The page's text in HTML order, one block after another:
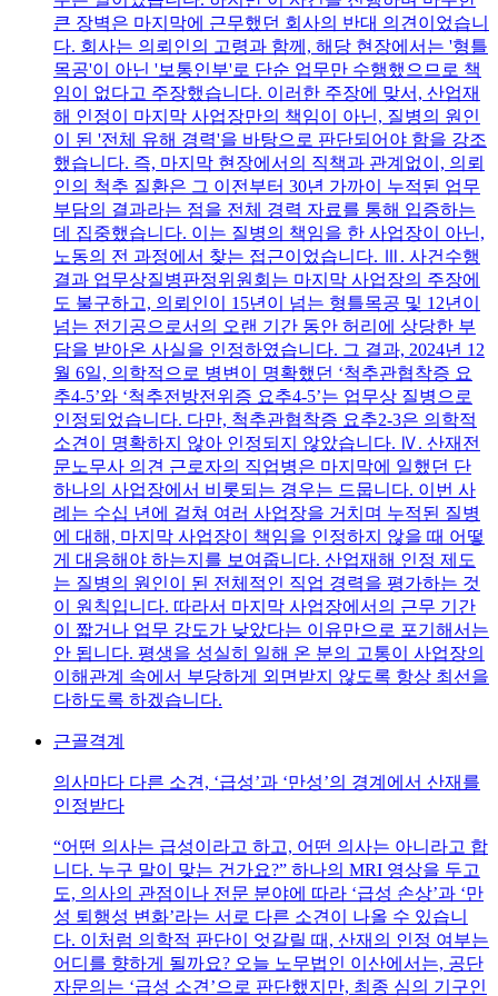
큰 장벽은 마지막에 근무했던 회사의 반대 의견이었습니
다. 회사는 의뢰인의 고령과 함께, 해당 현장에서는 '형틀
목공'이 아닌 '보통인부'로 단순 업무만 수행했으므로 책
임이 없다고 주장했습니다. 이러한 주장에 맞서, 산업재
해 인정이 마지막 사업장만의 책임이 아닌, 질병의 원인
이 된 '전체 유해 경력'을 바탕으로 판단되어야 함을 강조
했습니다. 즉, 마지막 현장에서의 직책과 관계없이, 의뢰
인의 척추 질환은 그 이전부터 30년 가까이 누적된 업무
부담의 결과라는 점을 전체 경력 자료를 통해 입증하는
데 집중했습니다. 이는 질병의 책임을 한 사업장이 아닌,
노동의 전 과정에서 찾는 접근이었습니다. Ⅲ. 사건수행
결과 업무상질병판정위원회는 마지막 사업장의 주장에
도 불구하고, 의뢰인이 15년이 넘는 형틀목공 및 12년이
넘는 전기공으로서의 오랜 기간 동안 허리에 상당한 부
담을 받아온 사실을 인정하였습니다. 그 결과, 2024년 12
월 6일, 의학적으로 병변이 명확했던 ‘척추관협착증 요
추4-5’와 ‘척추전방전위증 요추4-5’는 업무상 질병으로
인정되었습니다. 다만, 척추관협착증 요추2-3은 의학적
소견이 명확하지 않아 인정되지 않았습니다. Ⅳ. 산재전
문노무사 의견 근로자의 직업병은 마지막에 일했던 단
하나의 사업장에서 비롯되는 경우는 드뭅니다. 이번 사
례는 수십 년에 걸쳐 여러 사업장을 거치며 누적된 질병
에 대해, 마지막 사업장이 책임을 인정하지 않을 때 어떻
게 대응해야 하는지를 보여줍니다. 산업재해 인정 제도
는 질병의 원인이 된 전체적인 직업 경력을 평가하는 것
이 원칙입니다. 따라서 마지막 사업장에서의 근무 기간
이 짧거나 업무 강도가 낮았다는 이유만으로 포기해서는
안 됩니다. 평생을 성실히 일해 온 분의 고통이 사업장의
이해관계 속에서 부당하게 외면받지 않도록 항상 최선을
다하도록 하겠습니다.
근골격계
의사마다 다른 소견, ‘급성’과 ‘만성’의 경계에서 산재를
인정받다
“어떤 의사는 급성이라고 하고, 어떤 의사는 아니라고 합
니다. 누구 말이 맞는 건가요?” 하나의 MRI 영상을 두고
도, 의사의 관점이나 전문 분야에 따라 ‘급성 손상’과 ‘만
성 퇴행성 변화’라는 서로 다른 소견이 나올 수 있습니
다. 이처럼 의학적 판단이 엇갈릴 때, 산재의 인정 여부는
어디를 향하게 될까요? 오늘 노무법인 이산에서는, 공단
자문의는 ‘급성 소견’으로 판단했지만, 최종 심의 기구인